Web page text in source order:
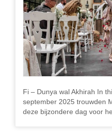
Fi – Dunya wal Akhirah In
september 2025 trouwden
deze bijzondere dag voor